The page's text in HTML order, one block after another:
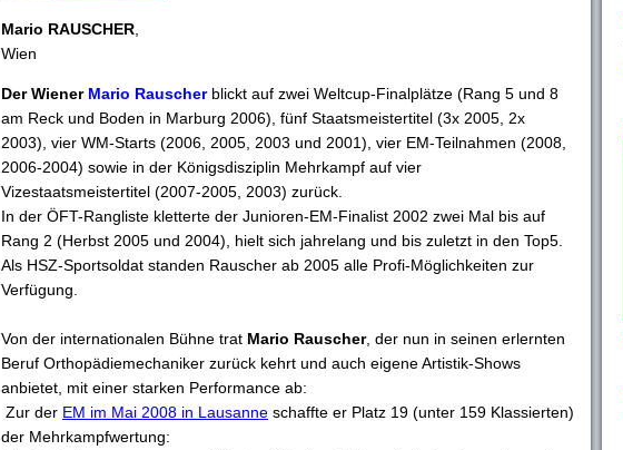
Mario RAUSCHER
Wien
Der Wiener Mario Rauscherblickt auf zwei Weltcup-Finalplätze (Rang 5 und 8
am Reck und Boden in Marburg 2006), fünf Staatsmeistertitel (3x 2005, 2x
2003), vier WM-Starts (2006, 2005, 2003 und 2001), vier EM-Teilnahmen (2008,
2006-2004) sowie in der Königsdisziplin Mehrkampf auf vier
Vizestaatsmeistertitel (2007-2005, 2003) zurück.
In der ÖFT-Rangliste kletterte der Junioren-EM-Finalist 2002 zwei Mal bis auf
Rang 2 (Herbst 2005 und 2004), hielt sich jahrelang und bis zuletzt in den Top5.
Als HSZ-Sportsoldat standen Rauscher ab 2005 alle Profi-Möglichkeiten zur
Verfügung.
Von der internationalen Bühne trat Mario Rauscher, der nun in seinen erlernten
Beruf Orthopädiemechaniker zurück kehrt und auch eigene Artistik-Shows
anbietet, mit einer starken Performance ab:
Zur der EM im Mai 2008 in Lausanne schaffte er Platz 19 (unter 159 Klassierten)
der Mehrkampfwertung: